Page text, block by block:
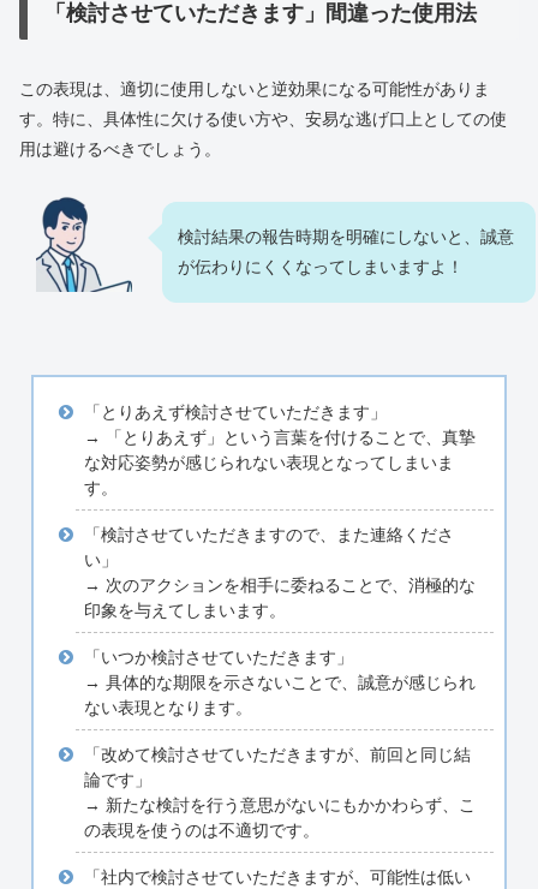
「検討させていただきます」間違った使用法
この表現は、適切に使用しないと逆効果になる可能性がありま
す。特に、具体性に欠ける使い方や、安易な逃げ口上としての使
用は避けるべきでしょう。
検討結果の報告時期を明確にしないと、誠意
が伝わりにくくなってしまいますよ！
「とりあえず検討させていただきます」
→ 「とりあえず」という言葉を付けることで、真摯
な対応姿勢が感じられない表現となってしまいま
す。
「検討させていただきますので、また連絡くださ
い」
→ 次のアクションを相手に委ねることで、消極的な
印象を与えてしまいます。
「いつか検討させていただきます」
→ 具体的な期限を示さないことで、誠意が感じられ
ない表現となります。
「改めて検討させていただきますが、前回と同じ結
論です」
→ 新たな検討を行う意思がないにもかかわらず、こ
の表現を使うのは不適切です。
「社内で検討させていただきますが、可能性は低い